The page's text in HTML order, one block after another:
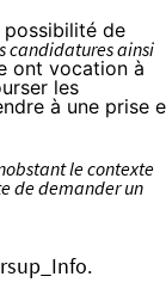
possibilité de
candidatures ainsi
ont vocation à
les
à une prise
le contexte
de demander un
.